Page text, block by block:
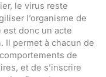
le virus reste
l’organisme de
est donc un acte
Il permet à chacun de
de
et de s’inscrire